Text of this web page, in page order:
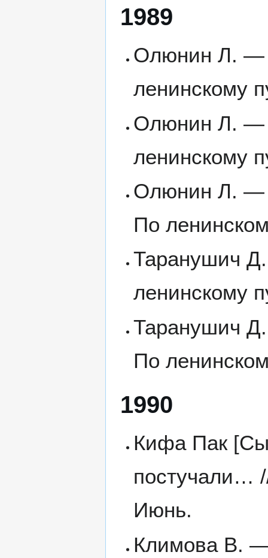
1989
Олюнин Л. —
ленинскому
Олюнин Л. —
ленинскому
Олюнин Л. —
По
Таранушич
ленинскому
Таранушич
По
1990
Кифа Пак
постучали…
Июнь.
Климова В. —